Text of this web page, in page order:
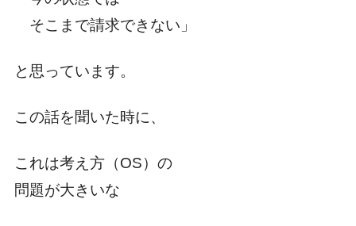
そこまで請求できない」
と思っています。
この話を聞いた時に、
これは考え方（OS）の
問題が大きいな